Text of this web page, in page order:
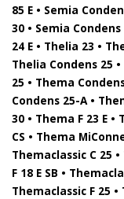
85 E • Semia
30 • Semia Condens
24 E • Thelia 23 •
Thelia Condens 25
25 • Thema
Condens 25-A •
30 • Thema F 23 E
CS • Thema
Themaclassic C 25
F 18 E SB •
Themaclassic F 25 •